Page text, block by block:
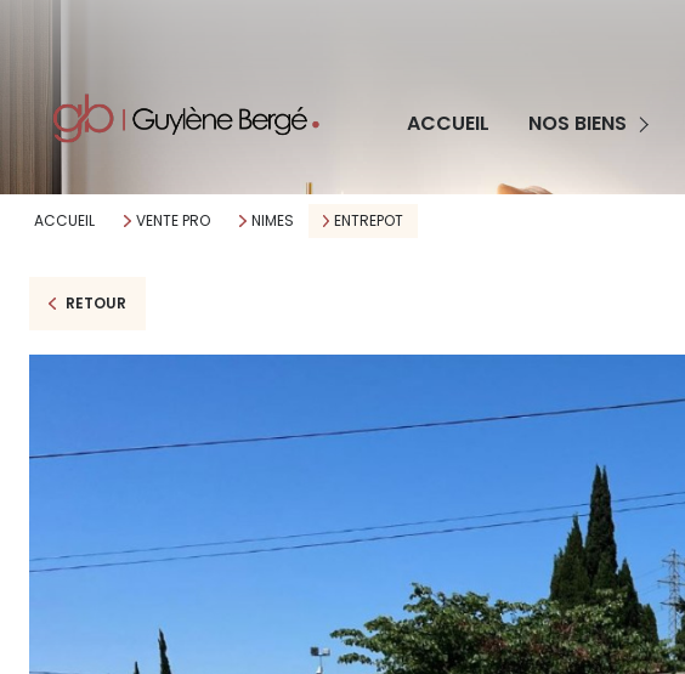
ACCUEIL NOS BIENS
Programmes Neufs
ACCUEIL VENTE PRO NIMES ENTREPOT
RETOUR